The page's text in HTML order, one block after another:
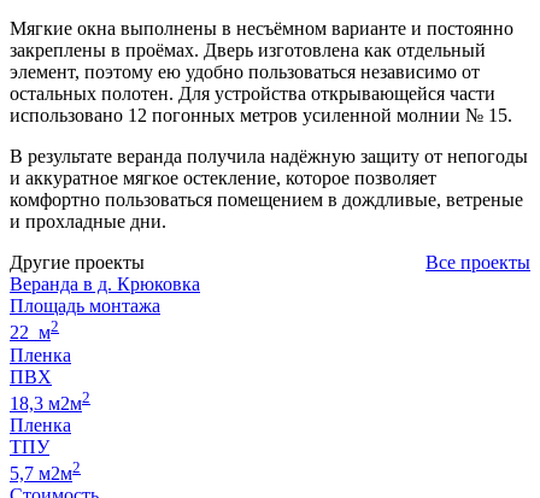
Мягкие окна выполнены в несъёмном варианте и постоянно
закреплены в проёмах. Дверь изготовлена как отдельный
элемент, поэтому ею удобно пользоваться независимо от
остальных полотен. Для устройства открывающейся части
использовано 12 погонных метров усиленной молнии № 15.
В результате веранда получила надёжную защиту от непогоды
и аккуратное мягкое остекление, которое позволяет
комфортно пользоваться помещением в дождливые, ветреные
и прохладные дни.
Другие проекты
Все проекты
Веранда в д. Крюковка
Площадь монтажа
22 м2
Пленка
ПВХ
18,3 м2м2
Пленка
ТПУ
5,7 м2м2